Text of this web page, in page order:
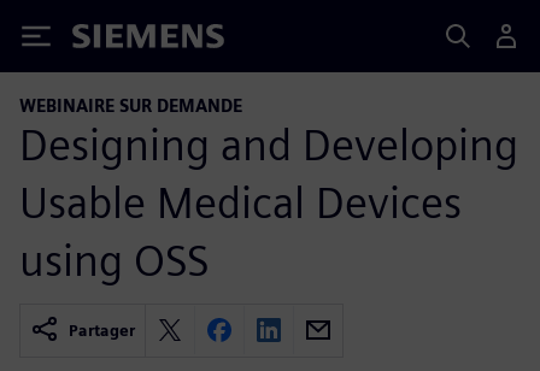
Siemens
WEBINAIRE SUR DEMANDE
Designing and Developing
Usable Medical Devices
using OSS
Partager